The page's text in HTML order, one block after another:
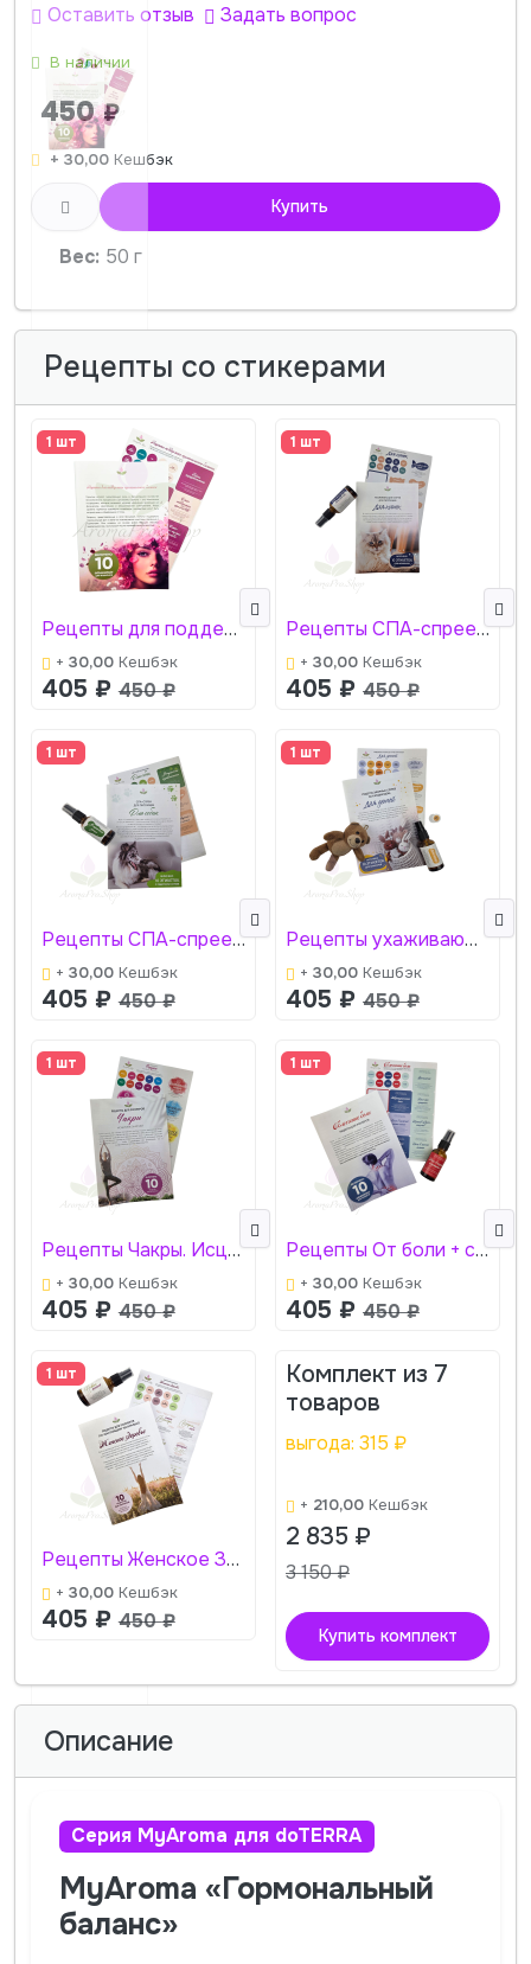
Оставить отзыв Задать вопрос
В наличии
450 ₽
+ 30,00 Кешбэк
Купить
Вес: 50 г
Рецепты со стикерами
1 шт
Рецепты для поддержки гормонального баланса + стикеры АромаПро
+ 30,00Кешбэк
405 ₽ 450₽
1 шт
Рецепты СПА-спреев для кошки + стикеры АромаПро
+ 30,00 Кешбэк
405 ₽ 450₽
1 шт
Рецепты СПА-спреев для собак + стикеры АромаПро
+ 30,00Кешбэк
405 ₽ 450₽
1 шт
Рецепты ухаживающих спреев для детей + стикеры АромаПро
+ 30,00 Кешбэк
405 ₽ 450₽
1 шт
Рецепты Чакры. Исцеление энергией + стикеры АромаПро
+ 30,00Кешбэк
405 ₽ 450₽
1 шт
Рецепты От боли + стикеры АромаПро
+ 30,00 Кешбэк
405 ₽ 450₽
1 шт
Рецепты Женское Здоровье + стикеры АромаПро
+ 30,00Кешбэк
405 ₽ 450₽
Комплект из 7
товаров
выгода: 315 ₽
+ 210,00 Кешбэк
2 835 ₽
3 150₽
Купить комплект
Описание
Серия MyAroma для doTERRA
MyAroma «Гормональный
баланс»